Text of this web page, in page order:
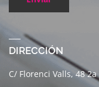
DIRECCIÓN
C/ Florenci Valls, 48